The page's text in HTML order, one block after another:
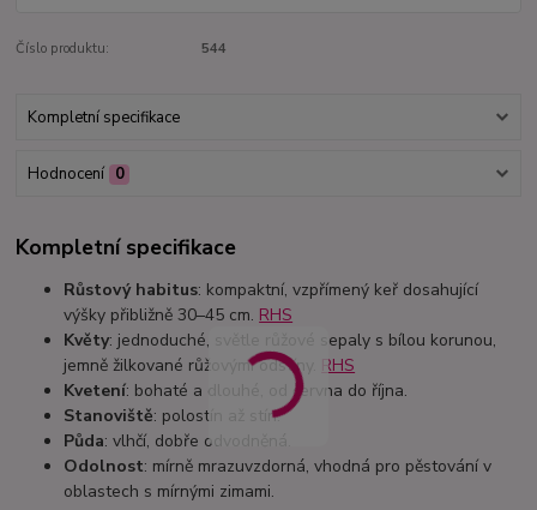
Číslo produktu: 544
Kompletní specifikace
Hodnocení 0
Kompletní specifikace
Růstový habitus: kompaktní, vzpřímený keř dosahující
výšky přibližně 30–45 cm. RHS
Květy: jednoduché, světle růžové sepaly s bílou korunou,
jemně žilkované růžovými odstíny. RHS
Kvetení: bohaté a dlouhé, od června do října.
Stanoviště: polostín až stín.
Půda: vlhčí, dobře odvodněná.
Odolnost: mírně mrazuvzdorná, vhodná pro pěstování v
oblastech s mírnými zimami.